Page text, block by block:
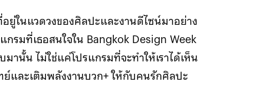
ในแวดวงของศิลปะและงานดีไซน์มาอย่าง
กรมที่เธอสนใจใน Bangkok Design Week
านั้น ไม่ใช่แค่โปรแกรมที่จะทำให้เราได้เห็น
และเติมพลังงานบวก+ ให้กับคนรักศิลปะ